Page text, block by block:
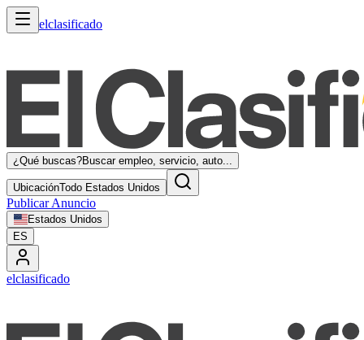
elclasificado
¿Qué buscas?Buscar empleo, servicio, auto...
UbicaciónTodo Estados Unidos
Publicar Anuncio
Estados Unidos
ES
elclasificado